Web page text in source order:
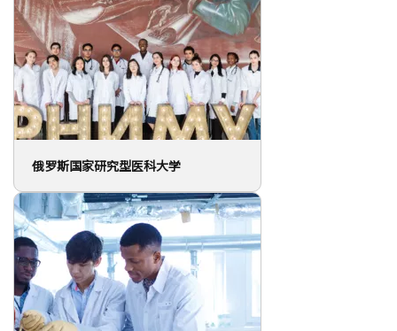
俄罗斯国家研究型医科大学